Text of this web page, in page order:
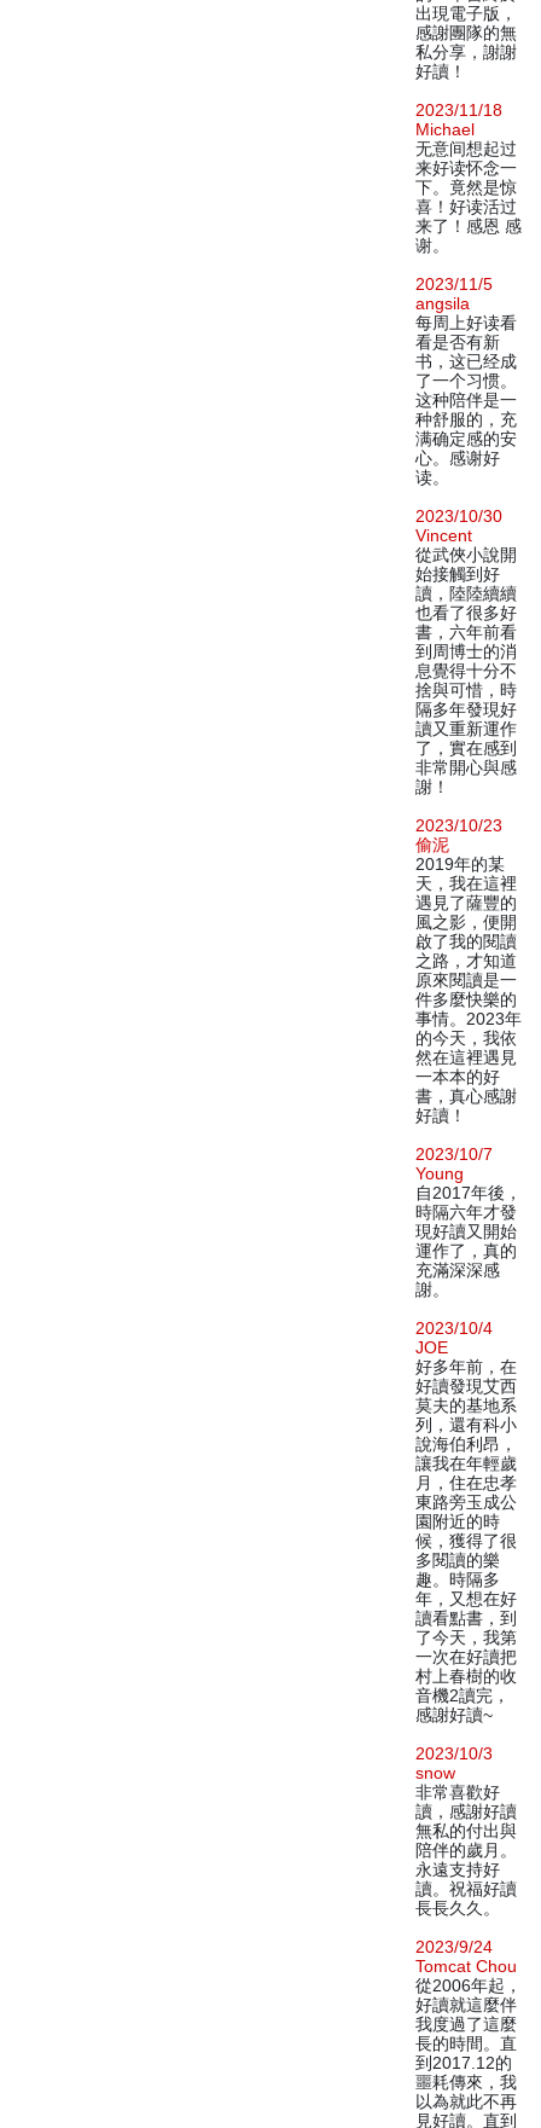
出現電子版，
感謝團隊的無
私分享，謝謝
好讀！
2023/11/18
Michael
无意间想起过
来好读怀念一
下。竟然是惊
喜！好读活过
来了！感恩 感
谢。
2023/11/5
angsila
每周上好读看
看是否有新
书，这已经成
了一个习惯。
这种陪伴是一
种舒服的，充
满确定感的安
心。感谢好
读。
2023/10/30
Vincent
從武俠小說開
始接觸到好
讀，陸陸續續
也看了很多好
書，六年前看
到周博士的消
息覺得十分不
捨與可惜，時
隔多年發現好
讀又重新運作
了，實在感到
非常開心與感
謝！
2023/10/23
偷泥
2019年的某
天，我在這裡
遇見了薩豐的
風之影，便開
啟了我的閱讀
之路，才知道
原來閱讀是一
件多麼快樂的
事情。2023年
的今天，我依
然在這裡遇見
一本本的好
書，真心感謝
好讀！
2023/10/7
Young
自2017年後，
時隔六年才發
現好讀又開始
運作了，真的
充滿深深感
謝。
2023/10/4
JOE
好多年前，在
好讀發現艾西
莫夫的基地系
列，還有科小
說海伯利昂，
讓我在年輕歲
月，住在忠孝
東路旁玉成公
園附近的時
候，獲得了很
多閱讀的樂
趣。時隔多
年，又想在好
讀看點書，到
了今天，我第
一次在好讀把
村上春樹的收
音機2讀完，
感謝好讀~
2023/10/3
snow
非常喜歡好
讀，感謝好讀
無私的付出與
陪伴的歲月。
永遠支持好
讀。祝福好讀
長長久久。
2023/9/24
Tomcat Chou
從2006年起，
好讀就這麼伴
我度過了這麼
長的時間。直
到2017.12的
噩耗傳來，我
以為就此不再
見好讀。直到